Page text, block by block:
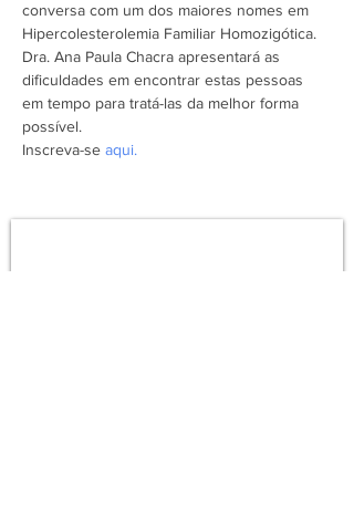
conversa com um dos maiores nomes em
Hipercolesterolemia Familiar Homozigótica.
Dra. Ana Paula Chacra apresentará as
dificuldades em encontrar estas pessoas
em tempo para tratá-las da melhor forma
possível.
Inscreva-se aqui.